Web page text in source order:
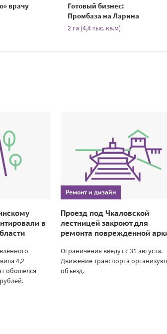
врачу
Готовый бизнес:
Промбаза на Ларина
2 га (4,4 тыс. кв.м)
в
4,2
обошелся
Ремонт и дизайн
Проезд под Чкаловской
лестницей закроют для
ремонта поврежденной
Ограничения введут с 31 августа.
Движение транспорта
объезд.